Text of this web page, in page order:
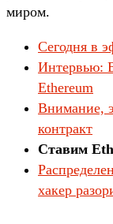
миром.
Сегодня в
Интервью:
Ethereum
Внимание,
контракт
Ставим
хакер